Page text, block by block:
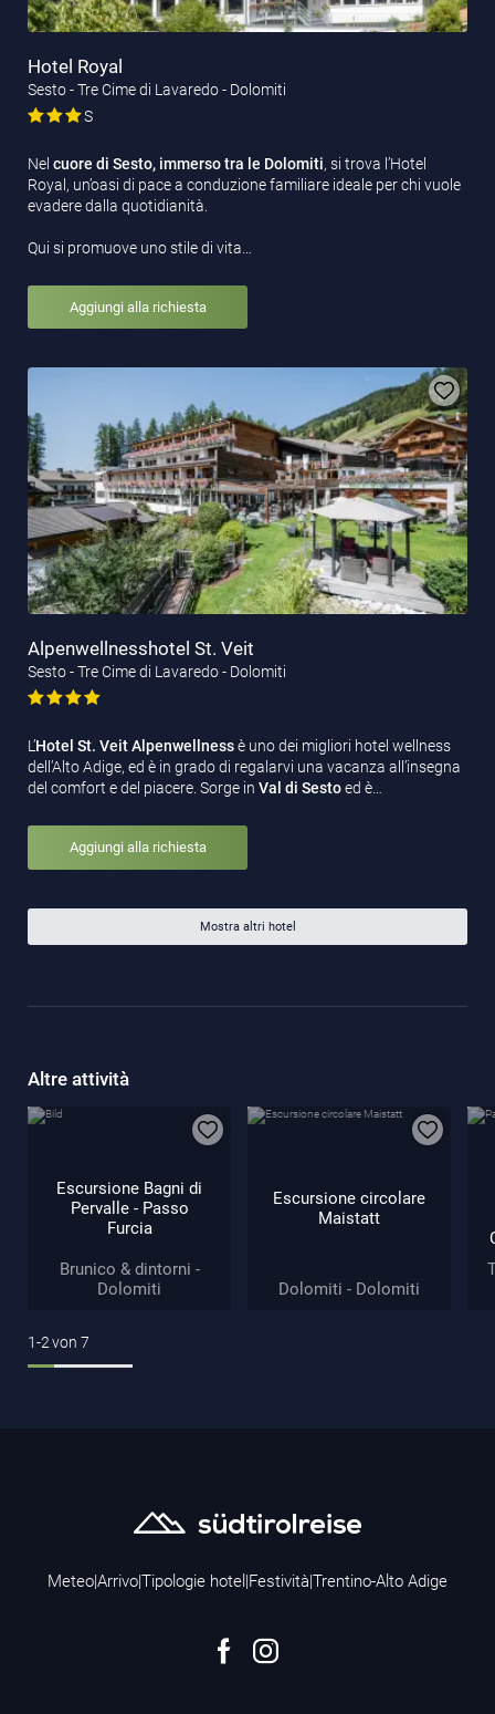
Hotel Royal
Sesto - Tre Cime di Lavaredo - Dolomiti
S
Nel cuore di Sesto, immerso tra le Dolomiti, si trova l’Hotel
Royal, un’oasi di pace a conduzione familiare ideale per chi vuole
evadere dalla quotidianità.
Qui si promuove uno stile di vita…
Aggiungi alla richiesta
Alpenwellnesshotel St. Veit
Sesto - Tre Cime di Lavaredo - Dolomiti
L’Hotel St. Veit Alpenwellnessè uno dei migliori hotel wellness
dell’Alto Adige, ed è in grado di regalarvi una vacanza all’insegna
del comfort e del piacere. Sorge in Val di Sestoed è…
Aggiungi alla richiesta
Mostra altri hotel
Altre attività
Escursione Bagni di
Pervalle - Passo
Furcia
Brunico & dintorni -
Dolomiti
Escursione circolare
Maistatt
Dolomiti - Dolomiti
1-2von 7
Meteo|Arrivo|Tipologie hotel |Festività|Trentino-Alto Adige